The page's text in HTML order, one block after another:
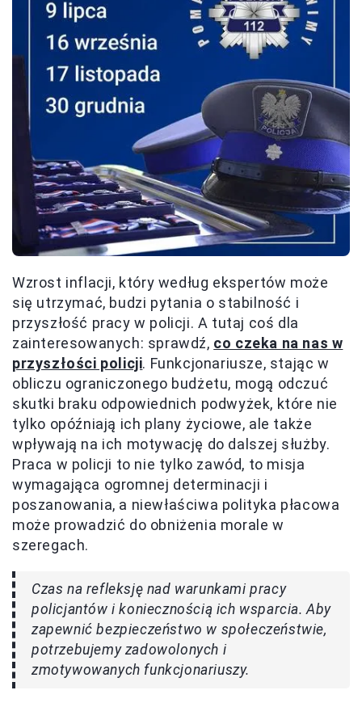
Wzrost inflacji, który według ekspertów może
się utrzymać, budzi pytania o stabilność i
przyszłość pracy w policji. A tutaj coś dla
zainteresowanych: sprawdź, co czeka na nas w
przyszłości policji. Funkcjonariusze, stając w
obliczu ograniczonego budżetu, mogą odczuć
skutki braku odpowiednich podwyżek, które nie
tylko opóźniają ich plany życiowe, ale także
wpływają na ich motywację do dalszej służby.
Praca w policji to nie tylko zawód, to misja
wymagająca ogromnej determinacji i
poszanowania, a niewłaściwa polityka płacowa
może prowadzić do obniżenia morale w
szeregach.
Czas na refleksję nad warunkami pracy
policjantów i koniecznością ich wsparcia. Aby
zapewnić bezpieczeństwo w społeczeństwie,
potrzebujemy zadowolonych i
zmotywowanych funkcjonariuszy.